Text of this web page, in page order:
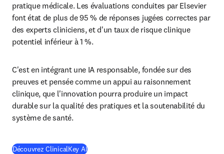
pratique médicale. Les évaluations conduites par Elsevier
font état de plus de 95 % de réponses jugées correctes par
des experts cliniciens, et d'un taux de risque clinique
potentiel inférieur à 1 %.
C'est en intégrant une IA responsable, fondée sur des
preuves et pensée comme un appui au raisonnement
clinique, que l'innovation pourra produire un impact
durable sur la qualité des pratiques et la soutenabilité du
système de santé.
Découvrez ClinicalKey AI(